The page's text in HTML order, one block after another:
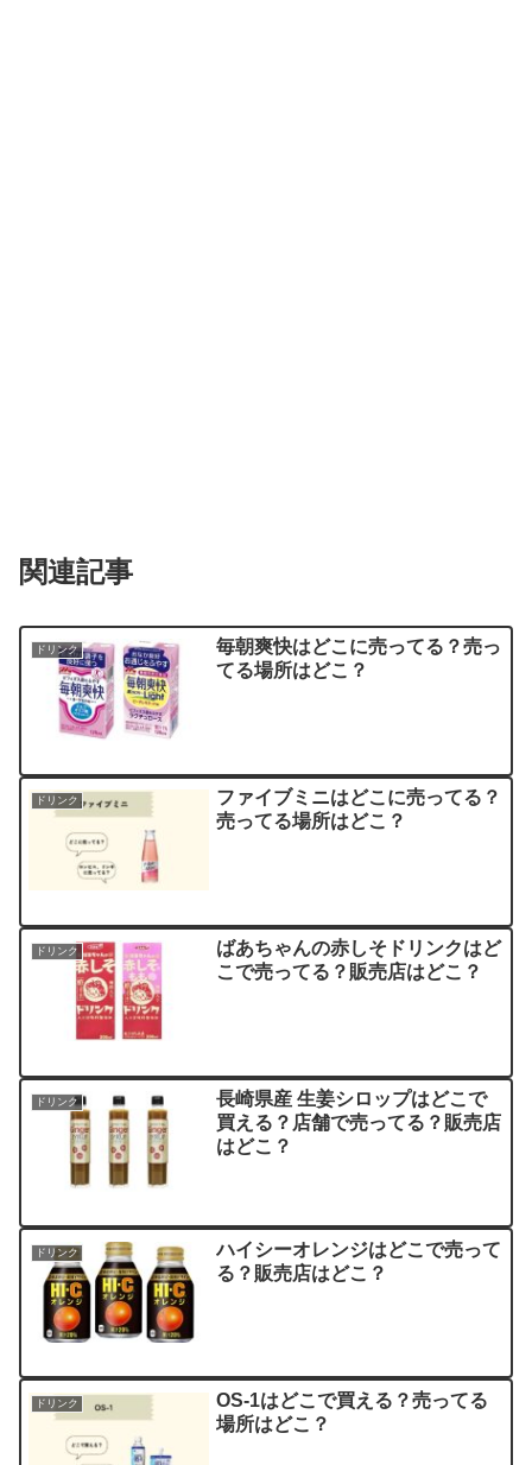
関連記事
ドリンク
毎朝爽快はどこに売ってる？売っ
てる場所はどこ？
ドリンク
ファイブミニはどこに売ってる？
売ってる場所はどこ？
ドリンク
ばあちゃんの赤しそドリンクはど
こで売ってる？販売店はどこ？
ドリンク
長崎県産 生姜シロップはどこで
買える？店舗で売ってる？販売店
はどこ？
ドリンク
ハイシーオレンジはどこで売って
る？販売店はどこ？
ドリンク
OS-1はどこで買える？売ってる
場所はどこ？